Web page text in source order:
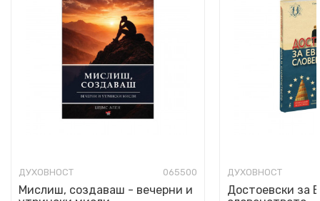
ДУХОВНОСТ 065500
Мислиш, создаваш - вечерни и
ДУХОВНОСТ
Достоевски за